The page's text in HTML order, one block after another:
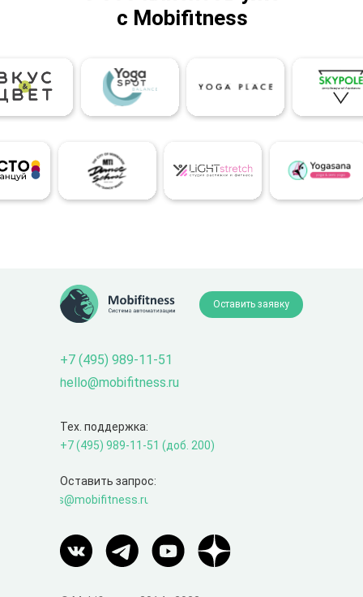
с Mobifitness
hello@mobifitness.ru
+7 (495) 989-11-51
Тех. поддержка:
+7 (495) 989-11-51 (доб. 200)
s@mobifitness.ru
Оставить запрос:
Оставить заявку